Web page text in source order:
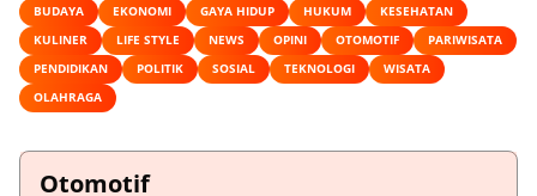
BUDAYA EKONOMI GAYA HIDUP HUKUM
KESEHATAN
KULINER
LIFE STYLE NEWS OPINI OTOMOTIF
PARIWISATA
PENDIDIKAN
POLITIK SOSIAL TEKNOLOGI
WISATA
OLAHRAGA
Otomotif